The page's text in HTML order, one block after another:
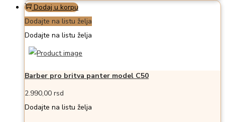
Dodaj u korpu
Dodajte na listu želja
Dodajte na listu želja
Barber pro britva panter model C50
2.990,00 rsd
Dodajte na listu želja